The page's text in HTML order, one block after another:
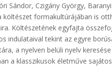
Sándor, Czigány György,
formakultúrájában is
Költészetének egyfajta
indulataival tekint az egyre
a nyelven belüli nyelv
a klasszikusok életműve